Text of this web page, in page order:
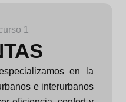
en la
e interurbanos